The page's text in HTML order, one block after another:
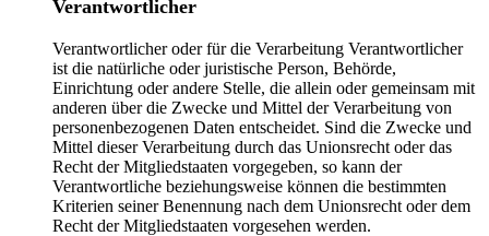
Verantwortlicher
Verantwortlicher oder für die Verarbeitung Verantwortlicher
ist die natürliche oder juristische Person, Behörde,
Einrichtung oder andere Stelle, die allein oder gemeinsam mit
anderen über die Zwecke und Mittel der Verarbeitung von
personenbezogenen Daten entscheidet. Sind die Zwecke und
Mittel dieser Verarbeitung durch das Unionsrecht oder das
Recht der Mitgliedstaaten vorgegeben, so kann der
Verantwortliche beziehungsweise können die bestimmten
Kriterien seiner Benennung nach dem Unionsrecht oder dem
Recht der Mitgliedstaaten vorgesehen werden.